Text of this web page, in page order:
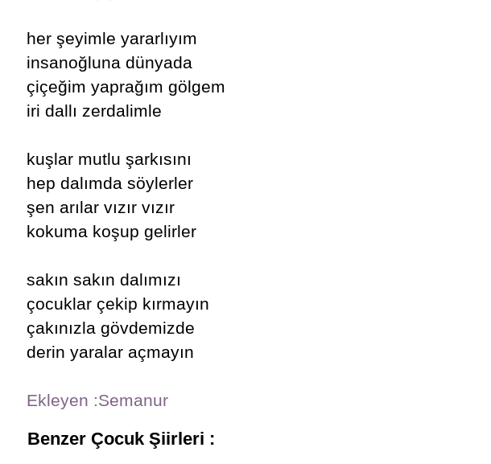
her şeyimle yararlıyım
insanoğluna dünyada
çiçeğim yaprağım gölgem
iri dallı zerdalimle
kuşlar mutlu şarkısını
hep dalımda söylerler
şen arılar vızır vızır
kokuma koşup gelirler
sakın sakın dalımızı
çocuklar çekip kırmayın
çakınızla gövdemizde
derin yaralar açmayın
Ekleyen :Semanur
Benzer Çocuk Şiirleri :